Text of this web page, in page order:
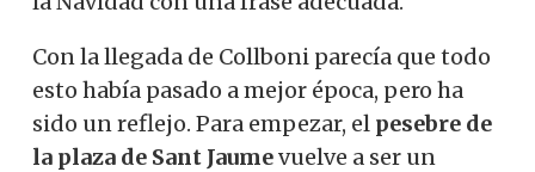
Con la llegada de Collboni parecía que todo
esto había pasado a mejor época, pero ha
sido un reflejo. Para empezar, el pesebre de
la plaza de Sant Jaumevuelve a ser un